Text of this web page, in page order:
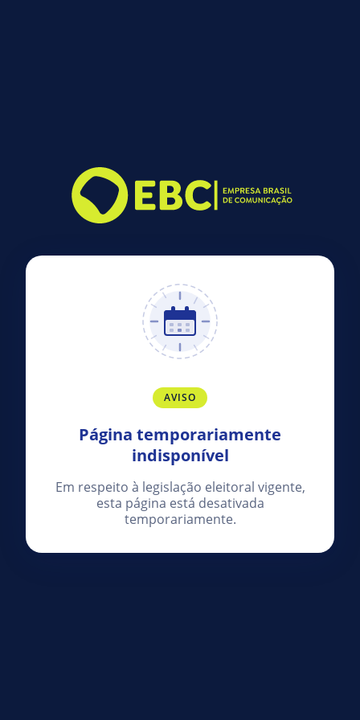
AVISO
Página temporariamente
indisponível
Em respeito à legislação eleitoral vigente,
esta página está desativada
temporariamente.